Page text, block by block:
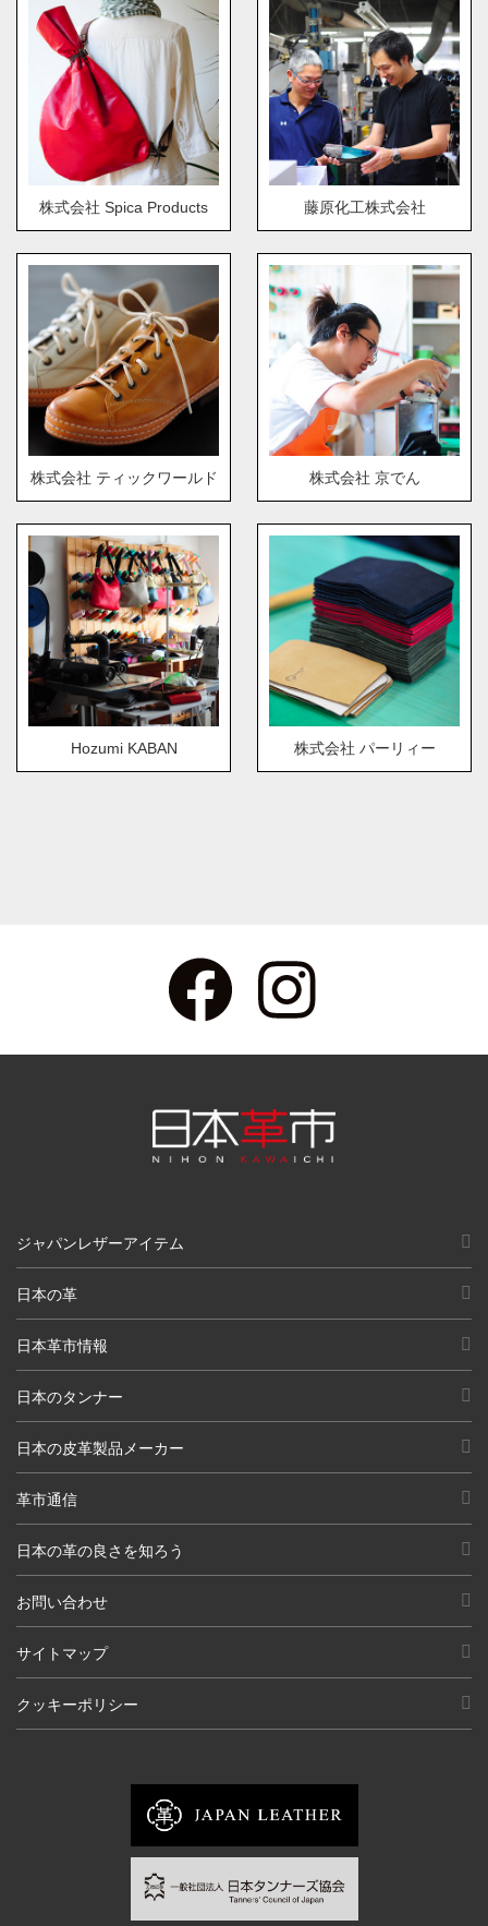
株式会社 Spica Products 藤原化工株式会社
株式会社 ティックワールド 株式会社 京でん
Hozumi KABAN 株式会社 パーリィー
ジャパンレザーアイテム
日本の革
日本革市情報
日本のタンナー
日本の皮革製品メーカー
革市通信
日本の革の良さを知ろう
お問い合わせ
サイトマップ
クッキーポリシー